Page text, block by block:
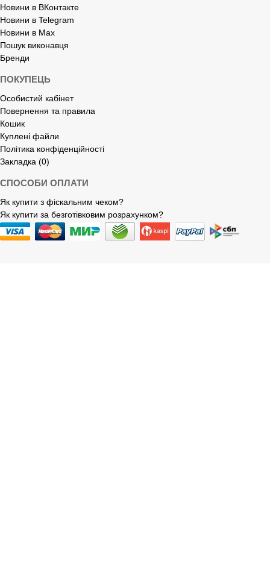
Новини в ВКонтакте
Новини в Telegram
Новини в Max
Пошук виконавця
Бренди
ПОКУПЕЦЬ
Особистий кабінет
Повернення та правила
Кошик
Куплені файли
Політика конфіденційності
Закладка (0)
СПОСОБИ ОПЛАТИ
Як купити з фіскальним чеком?
Як купити за безготівковим розрахунком?